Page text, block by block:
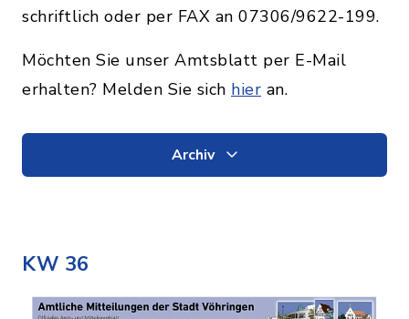
schriftlich oder per FAX an 07306/9622-199.
Möchten Sie unser Amtsblatt per E-Mail
erhalten? Melden Sie sich hier an.
Archiv
KW 36